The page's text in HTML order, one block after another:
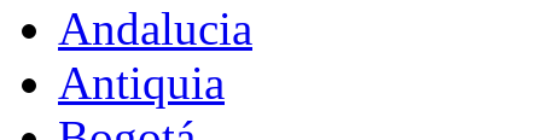
Andalucia
Antiquia